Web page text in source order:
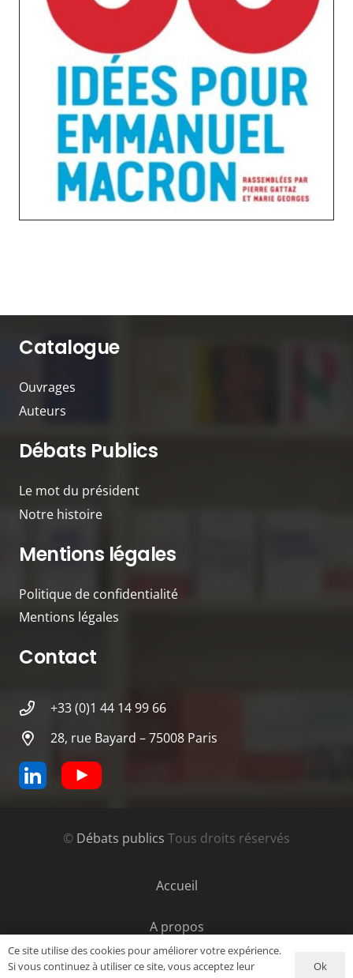
Catalogue
Ouvrages
Auteurs
Débats Publics
Le mot du président
Notre histoire
Mentions légales
Politique de confidentialité
Mentions légales
Contact
+33 (0)1 44 14 99 66
28, rue Bayard – 75008 Paris
© Débats publics Tous droits réservés
Accueil
A propos
Contact
Ce site utilise des cookies pour améliorer votre expérience.
Si vous continuez à utiliser ce site, vous acceptez leur
Ok